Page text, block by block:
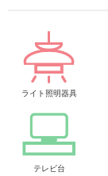
ライト照明器具
テレビ台